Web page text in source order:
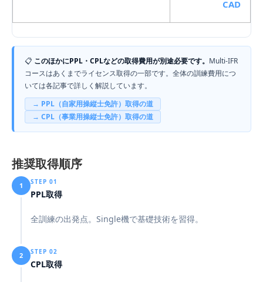
CAD
📋 このほかにPPL・CPLなどの取得費用が別途必要です。 Multi-IFR
コースはあくまでライセンス取得の一部です。全体の訓練費用につ
いては各記事で詳しく解説しています。
→ PPL（自家用操縦士免許）取得の道
→ CPL（事業用操縦士免許）取得の道
推奨取得順序
1 STEP 01
PPL取得
全訓練の出発点。Single機で基礎技術を習得。
2 STEP 02
CPL取得